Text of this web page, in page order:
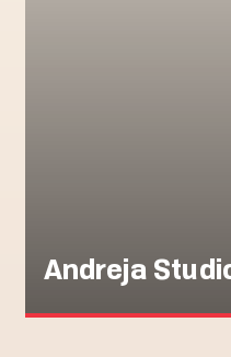
Andreja